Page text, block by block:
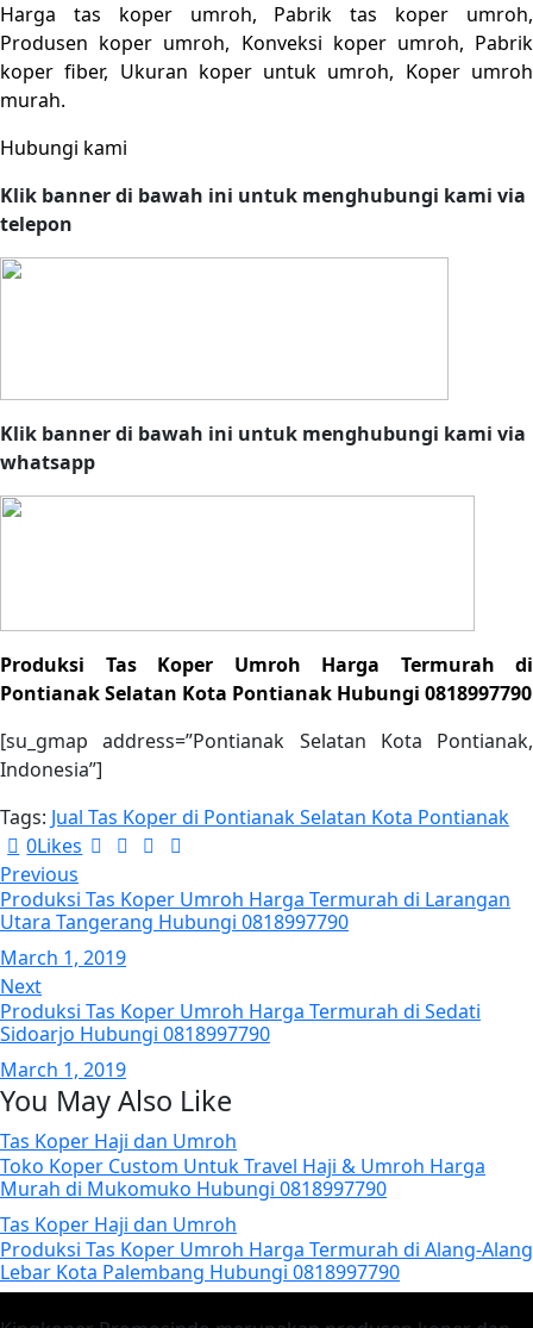
Harga tas koper umroh, Pabrik tas koper umroh,
Produsen koper umroh, Konveksi koper umroh, Pabrik
koper fiber, Ukuran koper untuk umroh, Koper umroh
murah.
Hubungi kami
Klik banner di bawah ini untuk menghubungi kami via
telepon
Klik banner di bawah ini untuk menghubungi kami via
whatsapp
Produksi Tas Koper Umroh Harga Termurah di
Pontianak Selatan Kota Pontianak Hubungi 0818997790
[su_gmap address=”Pontianak Selatan Kota Pontianak,
Indonesia”]
Tags: Jual Tas Koper di Pontianak Selatan Kota Pontianak
0Likes
Post
navigation
Previous
Produksi Tas Koper Umroh Harga Termurah di Larangan
Utara Tangerang Hubungi 0818997790
March 1, 2019
Next
Produksi Tas Koper Umroh Harga Termurah di Sedati
Sidoarjo Hubungi 0818997790
March 1, 2019
You May Also Like
Tas Koper Haji dan Umroh
Toko Koper Custom Untuk Travel Haji & Umroh Harga
Murah di Mukomuko Hubungi 0818997790
Tas Koper Haji dan Umroh
Produksi Tas Koper Umroh Harga Termurah di Alang-Alang
Lebar Kota Palembang Hubungi 0818997790